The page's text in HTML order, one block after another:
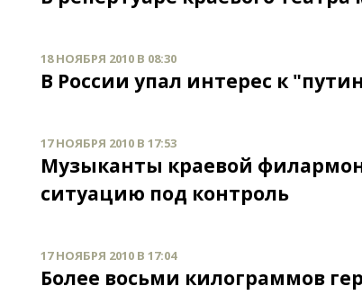
18 НОЯБРЯ 2010 В 08:30
В России упал интерес к
17 НОЯБРЯ 2010 В 17:53
Музыканты краевой
ситуацию под контроль
17 НОЯБРЯ 2010 В 17:04
Более восьми килограммов